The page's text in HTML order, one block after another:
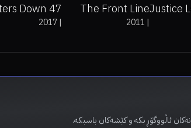
Justice
The Front Line
|
2011
47 Meters Down
|
2017
ئاڵووگۆڕ بکە و کێشەکان باسبکە.